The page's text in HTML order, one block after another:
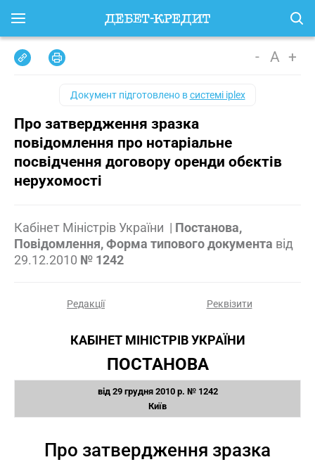
- A +
Документ підготовлено всистемі iplex
Про затвердження зразка
повідомлення про нотаріальне
посвідчення договору оренди обєктів
нерухомості
Кабінет Міністрів України | Постанова,
Повідомлення, Форма типового документа від
29.12.2010 № 1242
Редакції Реквізити
КАБІНЕТ МІНІСТРІВ УКРАЇНИ
ПОСТАНОВА
від 29 грудня 2010 р. № 1242
Київ
Про затвердження зразка